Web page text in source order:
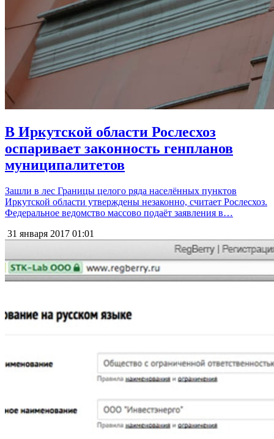
В Иркутской области Рослесхоз
оспаривает законность генпланов
муниципалитетов
Зашли в лес Границы целого ряда населённых пунктов
Иркутской области утверждены незаконно, считает Рослесхоз.
Федеральное ведомство массово подаёт заявления в…
31 января 2017 01:01